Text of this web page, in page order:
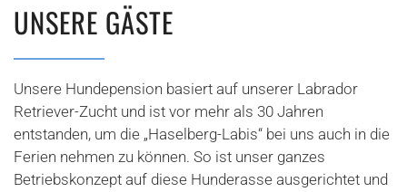
UNSERE GÄSTE
Unsere Hundepension basiert auf unserer Labrador
Retriever-Zucht und ist vor mehr als 30 Jahren
entstanden, um die „Haselberg-Labis“ bei uns auch in die
Ferien nehmen zu können. So ist unser ganzes
Betriebskonzept auf diese Hunderasse ausgerichtet und